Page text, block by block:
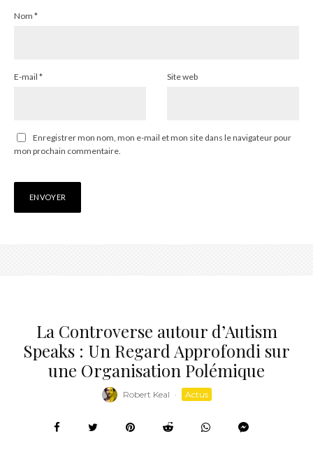
Nom *
E-mail * Site web
Enregistrer mon nom, mon e-mail et mon site dans le navigateur pour
mon prochain commentaire.
La Controverse autour d’Autism
Speaks : Un Regard Approfondi sur
une Organisation Polémique
Robert Keal · Actus